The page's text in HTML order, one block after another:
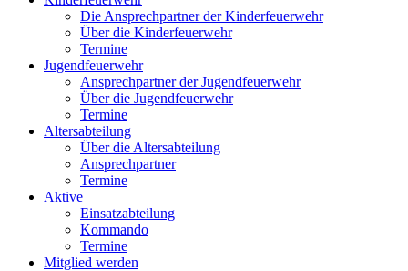
Die Ansprechpartner der Kinderfeuerwehr
Über die Kinderfeuerwehr
Termine
Jugendfeuerwehr
Ansprechpartner der Jugendfeuerwehr
Über die Jugendfeuerwehr
Termine
Altersabteilung
Über die Altersabteilung
Ansprechpartner
Termine
Aktive
Einsatzabteilung
Kommando
Termine
Mitglied werden